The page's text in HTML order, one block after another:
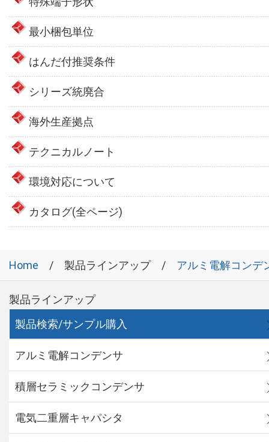
最小梱包単位
はんだ付推奨条件
シリーズ統廃合
海外生産拠点
テクニカルノート
環境対応について
カタログ(全ページ)
Home 製品ラインアップ アルミ電解コンデ
製品ラインアップ
製品検索/サンプル購入
アルミ電解コンデンサ
積層セラミックコンデンサ
電気二重層キャパシタ